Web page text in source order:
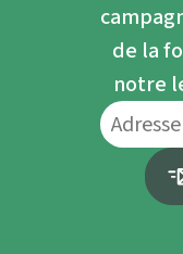
de la
notre